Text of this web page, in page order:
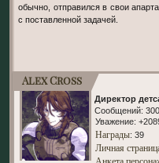
обычно, отправился в свои
с поставленной задачей.
Alex Cross
Директор
Сообщений:
Уважение:
Награды: 39
Личная